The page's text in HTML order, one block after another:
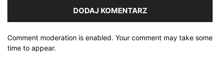
Comment moderation is enabled. Your comment may take some
time to appear.